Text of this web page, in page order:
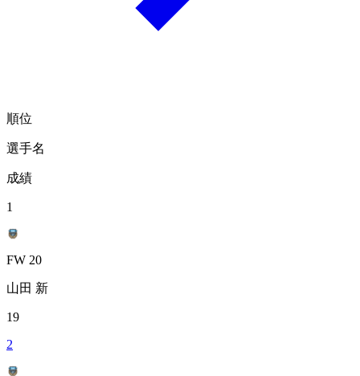
順位
選手名
成績
1
FW 20
山田 新
19
2